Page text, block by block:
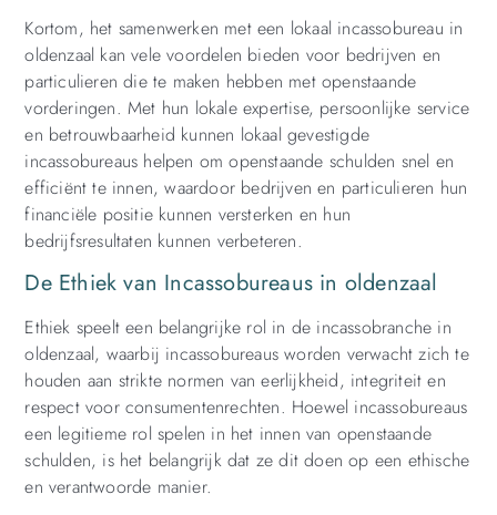
Kortom, het samenwerken met een lokaal incassobureau in
oldenzaal kan vele voordelen bieden voor bedrijven en
particulieren die te maken hebben met openstaande
vorderingen. Met hun lokale expertise, persoonlijke service
en betrouwbaarheid kunnen lokaal gevestigde
incassobureaus helpen om openstaande schulden snel en
efficiënt te innen, waardoor bedrijven en particulieren hun
financiële positie kunnen versterken en hun
bedrijfsresultaten kunnen verbeteren.
De Ethiek van Incassobureaus in oldenzaal
Ethiek speelt een belangrijke rol in de incassobranche in
oldenzaal, waarbij incassobureaus worden verwacht zich te
houden aan strikte normen van eerlijkheid, integriteit en
respect voor consumentenrechten. Hoewel incassobureaus
een legitieme rol spelen in het innen van openstaande
schulden, is het belangrijk dat ze dit doen op een ethische
en verantwoorde manier.